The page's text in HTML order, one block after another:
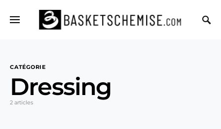
CATÉGORIE
Dressing
2 articles